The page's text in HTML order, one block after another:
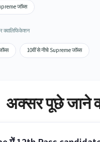
जॉब्स
क्वालिफिकेशन
10वीं से नीचे Supreme जॉब्स
अक्सर पूछे जाने